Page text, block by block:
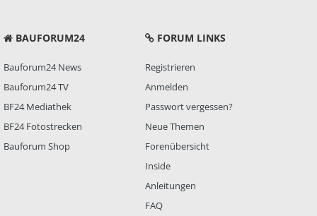
BAUFORUM24
Bauforum24 News
Bauforum24 TV
BF24 Mediathek
BF24 Fotostrecken
Bauforum Shop
FORUM LINKS
Registrieren
Anmelden
Passwort vergessen?
Neue Themen
Forenübersicht
Inside
Anleitungen
FAQ